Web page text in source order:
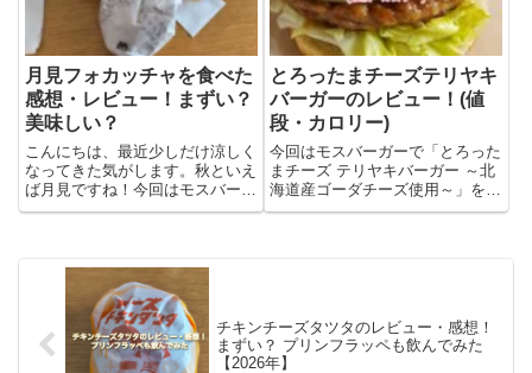
月見フォカッチャを食べた
感想・レビュー！まずい？
美味しい？
こんにちは、最近少しだけ涼しく
なってきた気がします。秋といえ
ば月見ですね！今回はモスバーガ
ーの月見フォカッチャを食べてみ
カッチャとは？月見フォカッチャ
はモスが販売する期間限定の商
とろったまチーズテリヤキ
バーガーのレビュー！(値
段・カロリー)
今回はモスバーガーで「とろった
まチーズ テリヤキバーガー ～北
海道産ゴーダチーズ使用～」を食
べたので、「とろったまチーズテ
チキンチーズタツタのレビュー・感想！
まずい？ プリンフラッペも飲んでみた
【2026年】